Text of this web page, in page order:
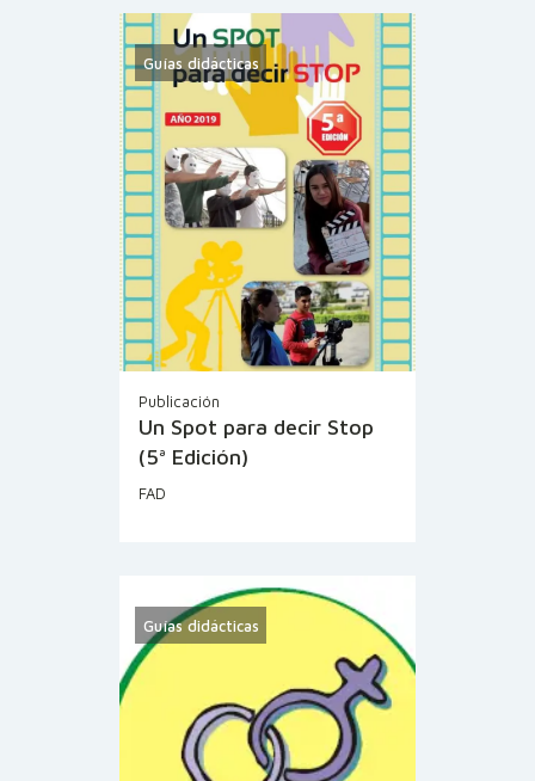
Guías didácticas
Publicación
Un Spot para decir Stop
(5ª Edición)
FAD
Guías didácticas